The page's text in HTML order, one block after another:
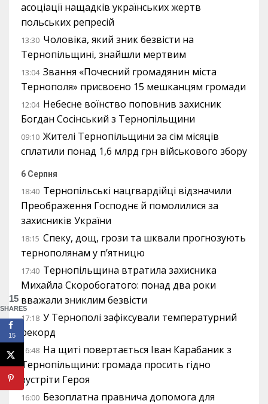
асоціації нащадків українських жертв
польських репресій
13:30 Чоловіка, який зник безвісти на
Тернопільщині, знайшли мертвим
13:04 Звання «Почесний громадянин міста
Тернополя» присвоєно 15 мешканцям громади
12:04 Небесне воїнство поповнив захисник
Богдан Сосінський з Тернопільщини
09:10 Жителі Тернопільщини за сім місяців
сплатили понад 1,6 млрд грн військового збору
6 Серпня
18:40 Тернопільські нацгвардійці відзначили
Преображення Господнє й помолилися за
захисників України
18:15 Спеку, дощ, грози та шквали прогнозують
тернополянам у п’ятницю
17:40 Тернопільщина втратила захисника
Михайла Скоробогатого: понад два роки
вважали зниклим безвісти
17:18 У Тернополі зафіксували температурний
рекорд
16:48 На щиті повертається Іван Карабаник з
Тернопільщини: громада просить гідно
зустріти Героя
16:00 Безоплатна правнича допомога для
15
SHARES
15